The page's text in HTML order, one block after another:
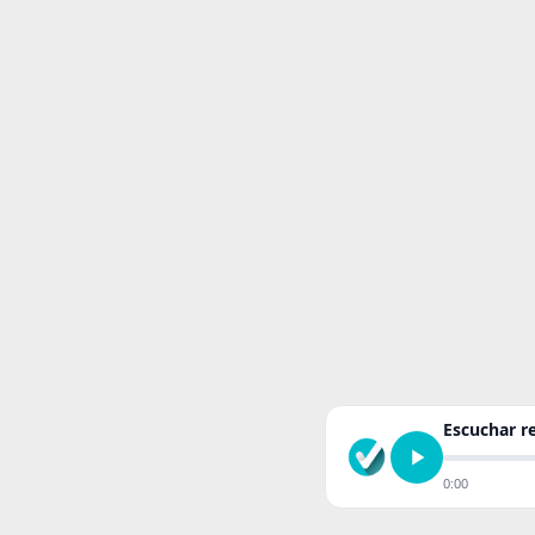
Escuchar
0:00